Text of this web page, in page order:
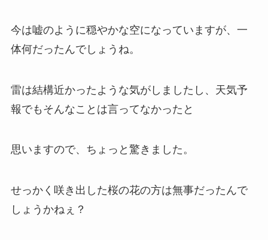
今は嘘のように穏やかな空になっていますが、一
体何だったんでしょうね。
雷は結構近かったような気がしましたし、天気予
報でもそんなことは言ってなかったと
思いますので、ちょっと驚きました。
せっかく咲き出した桜の花の方は無事だったんで
しょうかねぇ？